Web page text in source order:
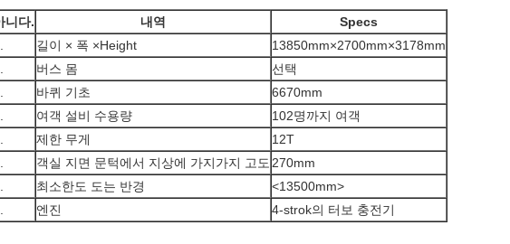
니다. 내역
Specs
길이 × 폭 ×Height
13850mm×2700mm×3178mm
버스 몸
선택
바퀴 기초
6670mm
여객 설비 수용량
102명까지 여객
제한 무게
12T
객실 지면 문턱에서 지상에 가지가지 고도 270mm
최소한도 도는 반경
<13500mm>
엔진 4-strok의 터보 충전기